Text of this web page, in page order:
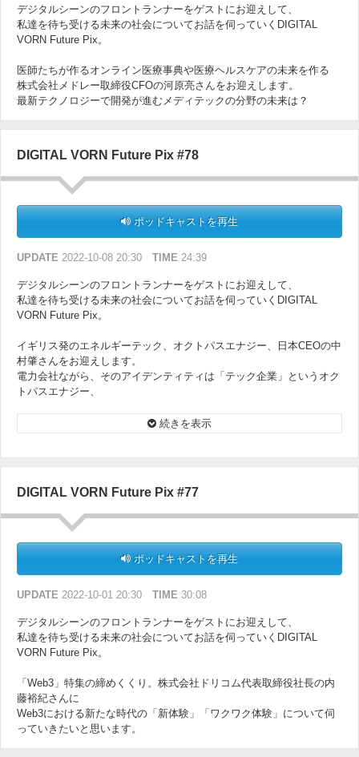
デジタルシーンのフロントランナーをゲストにお迎えして、
私達を待ち受ける未来の社会についてお話を伺っていくDIGITAL
VORN Future Pix。
医師たちが作るオンライン医療事典や医療ヘルスケアの未来を作る
株式会社メドレー取締役CFOの河原亮さんをお迎えします。
最新テクノロジーで開発が進むメディテックの分野の未来は？
DIGITAL VORN Future Pix #78
ポッドキャストを再生
UPDATE 2022-10-08 20:30 TIME 24:39
デジタルシーンのフロントランナーをゲストにお迎えして、
私達を待ち受ける未来の社会についてお話を伺っていくDIGITAL
VORN Future Pix。
イギリス発のエネルギーテック、オクトパスエナジー、日本CEOの中
村肇さんをお迎えします。
電力会社ながら、そのアイデンティティは「テック企業」というオク
トパスエナジー、
続きを表示
DIGITAL VORN Future Pix #77
ポッドキャストを再生
UPDATE 2022-10-01 20:30 TIME 30:08
デジタルシーンのフロントランナーをゲストにお迎えして、
私達を待ち受ける未来の社会についてお話を伺っていくDIGITAL
VORN Future Pix。
「Web3」特集の締めくくり。株式会社ドリコム代表取締役社長の内
藤裕紀さんに
Web3における新たな時代の「新体験」「ワクワク体験」について伺
っていきたいと思います。